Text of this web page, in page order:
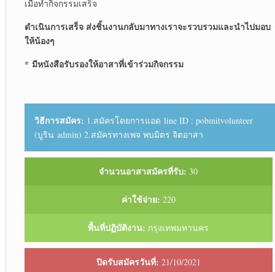
เมื่อทำกิจกรรมเสร็จ
ดำเนินการเสร็จ ส่งชิ้นงานกลับมาทางเราจะรวบรวมและนำไปมอบ
ให้น้องๆ
* มีหนังสือรับรองให้อาสาที่เข้าร่วมกิจกรรม
วิธีการสมัคร: 1.สมัครโดยการแอด line ID : pobmitvolunteer
(บูริน admin) 2.สมัครทางเพจ พบมิตร จิตอาสา
จำนวนอาสาสมัครที่รับ: 30
ค่าใช้จ่าย: 220
พื้นที่ปฏิบัติงาน: กรุงเทพมหานคร
ปิดรับสมัครวันที่: 21/10/2021